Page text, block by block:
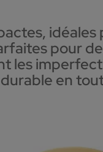
pour
les
en